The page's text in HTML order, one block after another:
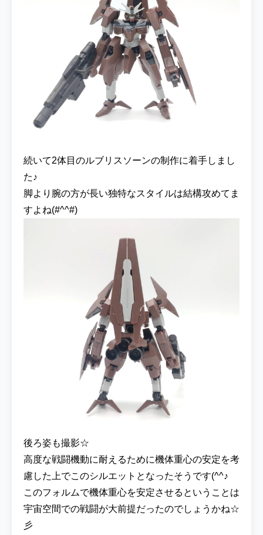
続いて2体目のルブリスソーンの制作に着手しまし
た♪
脚より腕の方が長い独特なスタイルは結構攻めてま
すよね(#^^#)
後ろ姿も撮影☆
高度な戦闘機動に耐えるために機体重心の安定を考
慮した上でこのシルエットとなったそうです(^^♪
このフォルムで機体重心を安定させるということは
宇宙空間での戦闘が大前提だったのでしょうかね☆
彡